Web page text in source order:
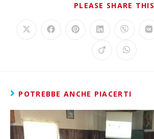
PLEASE SHARE THIS
POTREBBE ANCHE PIACERTI